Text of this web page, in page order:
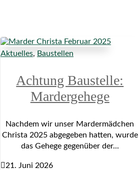
Aktuelles, Baustellen
Achtung Baustelle:
Mardergehege
Nachdem wir unser Mardermädchen
Christa 2025 abgegeben hatten, wurde
das Gehege gegenüber der...
21. Juni 2026